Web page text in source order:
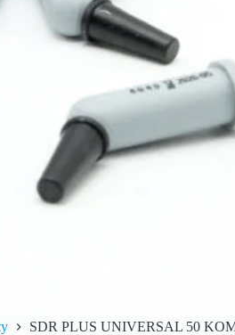
SDR PLUS UNIVERSAL 50